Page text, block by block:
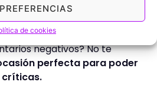
de cookies
negativas:
oportunidades
negativos? No te
perfecta para poder
críticas.